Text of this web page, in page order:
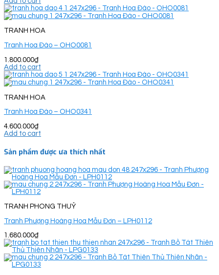
TRANH HOA
Tranh Hoa Đào – OHO0081
1.800.000₫
Add to cart
TRANH HOA
Tranh Hoa Đào – OHO0341
4.600.000₫
Add to cart
Sản phẩm được ưa thích nhất
TRANH PHONG THUỶ
Tranh Phượng Hoàng Hoa Mẫu Đơn – LPH0112
1.680.000₫